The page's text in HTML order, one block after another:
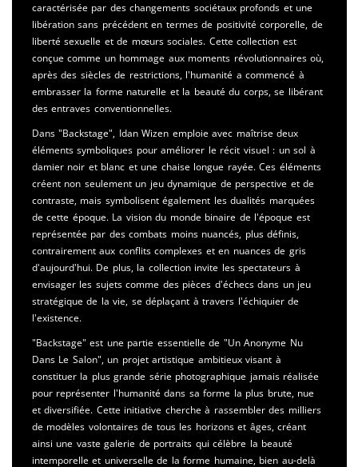
caractérisée par des changements sociétaux profonds et une
libération sans précédent en termes de positivité corporelle, de
liberté sexuelle et de mœurs sociales. Cette collection est
conçue comme un hommage aux moments révolutionnaires où,
après des siècles de restrictions, l'humanité a commencé à
embrasser la forme naturelle et la beauté du corps, se libérant
des entraves conventionnelles.
Dans "Backstage", Idan Wizen emploie avec maîtrise deux
éléments symboliques pour améliorer le récit visuel : un sol à
damier noir et blanc et une chaise longue rayée. Ces éléments
créent non seulement un jeu dynamique de perspective et de
contraste, mais symbolisent également les dualités marquées
de cette époque. La vision du monde binaire de l'époque est
représentée par des combats moins nuancés, plus définis,
contrairement aux conflits complexes et en nuances de gris
d'aujourd'hui. De plus, la collection invite les spectateurs à
envisager les sujets comme des pièces d'échecs dans un jeu
stratégique de la vie, se déplaçant à travers l'échiquier de
l'existence.
"Backstage" est une partie essentielle de "Un Anonyme Nu
Dans Le Salon", un projet artistique ambitieux visant à
constituer la plus grande série photographique jamais réalisée
pour représenter l'humanité dans sa forme la plus brute, nue
et diversifiée. Cette initiative cherche à rassembler des milliers
de modèles volontaires de tous les horizons et âges, créant
ainsi une vaste galerie de portraits qui célèbre la beauté
intemporelle et universelle de la forme humaine, bien au-delà